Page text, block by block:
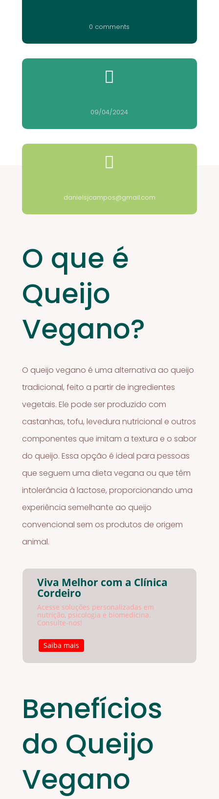
0 comments

09/04/2024

danielsjcampos@gmail.com
O que é
Queijo
Vegano?
O queijo vegano é uma alternativa ao queijo
tradicional, feito a partir de ingredientes
vegetais. Ele pode ser produzido com
castanhas, tofu, levedura nutricional e outros
componentes que imitam a textura e o sabor
do queijo. Essa opção é ideal para pessoas
que seguem uma dieta vegana ou que têm
intolerância à lactose, proporcionando uma
experiência semelhante ao queijo
convencional sem os produtos de origem
animal.
Viva Melhor com a Clínica
Cordeiro
Acesse soluções personalizadas em
nutrição, psicologia e biomedicina.
Consulte-nos!
Saiba mais
Benefícios
do Queijo
Vegano